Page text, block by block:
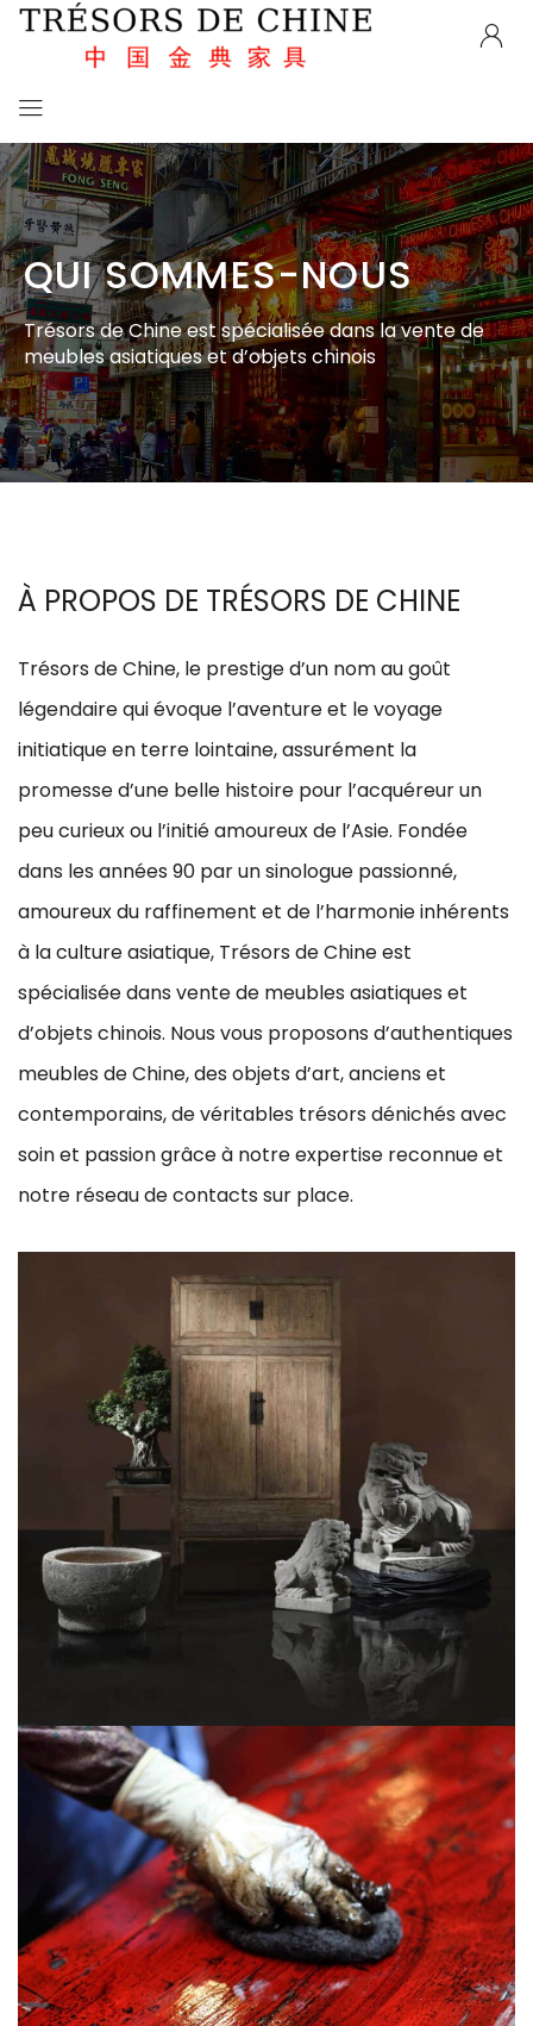
QUI SOMMES-NOUS
Trésors de Chine est spécialisée dans la vente de
meubles asiatiques et d’objets chinois​
À PROPOS DE TRÉSORS DE CHINE​
Trésors de Chine, le prestige d’un nom au goût
légendaire qui évoque l’aventure et le voyage
initiatique en terre lointaine, assurément la
promesse d’une belle histoire pour l’acquéreur un
peu curieux ou l’initié amoureux de l’Asie. Fondée
dans les années 90 par un sinologue passionné,
amoureux du raffinement et de l’harmonie inhérents
à la culture asiatique, Trésors de Chine est
spécialisée dans vente de meubles asiatiques et
d’objets chinois. Nous vous proposons d’authentiques
meubles de Chine, des objets d’art, anciens et
contemporains, de véritables trésors dénichés avec
soin et passion grâce à notre expertise reconnue et
notre réseau de contacts sur place.